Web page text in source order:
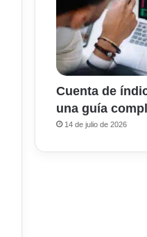
Cuenta de
una guía
14 de julio de 2026